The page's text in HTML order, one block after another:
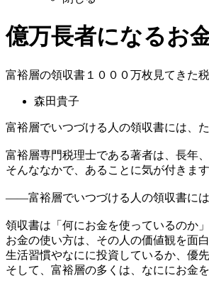
億万長者になるお
富裕層の領収書１０００万枚見てきた
森田貴子
富裕層でいつづける人の領収書には、
富裕層専門税理士である著者は、長年
そんななかで、あることに気が付きます
――富裕層でいつづける人の領収書には
領収書は「何にお金を使っているのか
お金の使い方は、その人の価値観を面
生活習慣やなにに投資しているか、優
そして、富裕層の多くは、なににお金